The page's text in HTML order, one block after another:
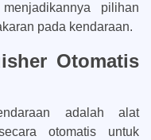
pilihan
pada kendaraan.
Otomatis
adalah alat
otomatis untuk